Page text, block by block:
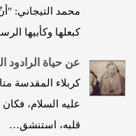
محمد التيجاني:
كبعلها وكأبيها
عن حياة الرادود
كربلاء المقدسة
عليه السلام،
قلبه، استنشق…